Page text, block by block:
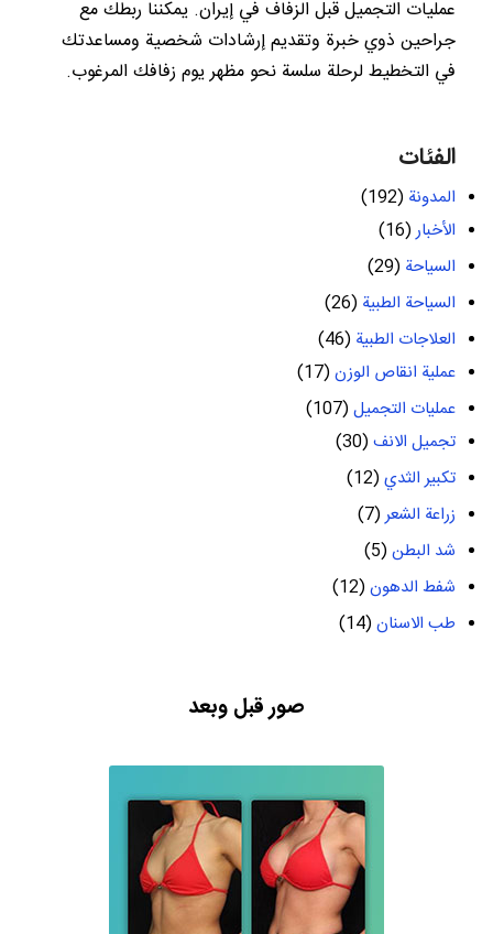
عمليات التجميل قبل الزفاف في إيران. يمكننا ربطك مع
جراحين ذوي خبرة وتقديم إرشادات شخصية ومساعدتك
في التخطيط لرحلة سلسة نحو مظهر يوم زفافك المرغوب.
الفئات
المدونة (192)
الأخبار(16)
السياحة (29)
السياحة الطبية (26)
العلاجات الطبية (46)
عملية انقاص الوزن(17)
عمليات التجميل(107)
تجميل الانف(30)
تكبير الثدي(12)
زراعة الشعر(7)
شد البطن(5)
شفط الدهون(12)
طب الاسنان(14)
صور قبل وبعد